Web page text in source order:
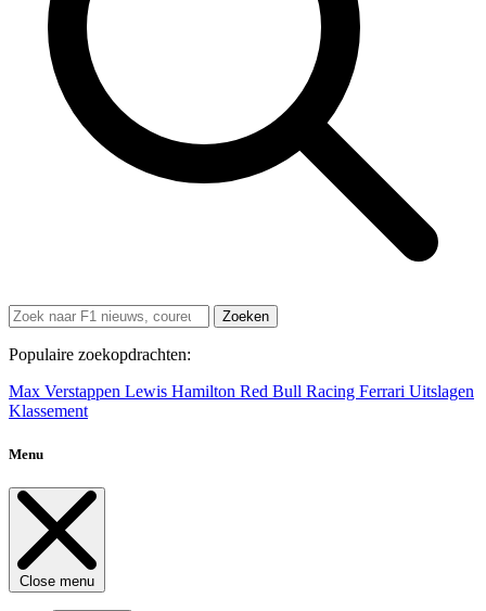
Zoeken
Populaire zoekopdrachten:
Max Verstappen Lewis Hamilton Red Bull Racing Ferrari Uitslagen
Klassement
Menu
Close menu